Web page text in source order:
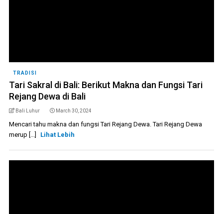
TRADISI
Tari Sakral di Bali: Berikut Makna dan Fungsi Tari
Rejang Dewa di Bali
Bali Luhur March 30, 2024
Mencari tahu makna dan fungsi Tari Rejang Dewa. Tari Rejang Dewa
merup [...]
Lihat Lebih